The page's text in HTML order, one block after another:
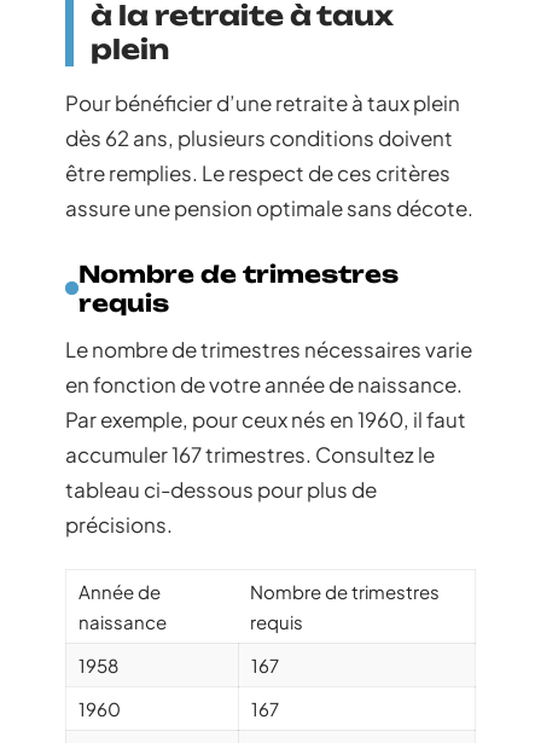
à la retraite à taux
plein
Pour bénéficier d’une retraite à taux plein
dès 62 ans, plusieurs conditions doivent
être remplies. Le respect de ces critères
assure une pension optimale sans décote.
Nombre de trimestres
requis
Le nombre de trimestres nécessaires varie
en fonction de votre année de naissance.
Par exemple, pour ceux nés en 1960, il faut
accumuler 167 trimestres. Consultez le
tableau ci-dessous pour plus de
précisions.
Année de
naissance
Nombre de trimestres
requis
1958
167
1960
167